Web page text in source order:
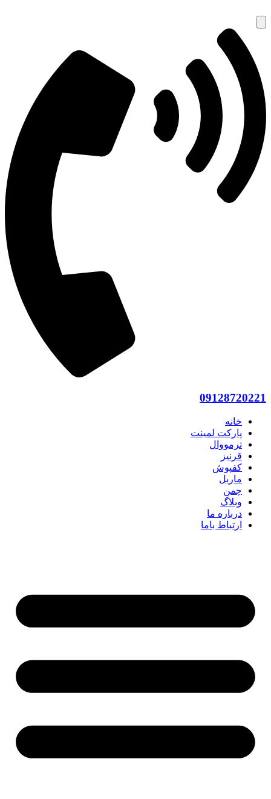
09128720221
خانه
پارکت لمینت
ترمووال
قرنیز
کفپوش
ماربل
چمن
وبلاگ
درباره ما
ارتباط باما